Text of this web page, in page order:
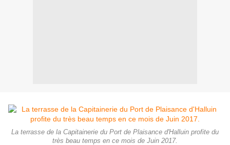
La terrasse de la Capitainerie du Port de Plaisance d'Halluin profite du
très beau temps en ce mois de Juin 2017.